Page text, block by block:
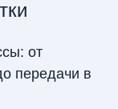
от
передачи в